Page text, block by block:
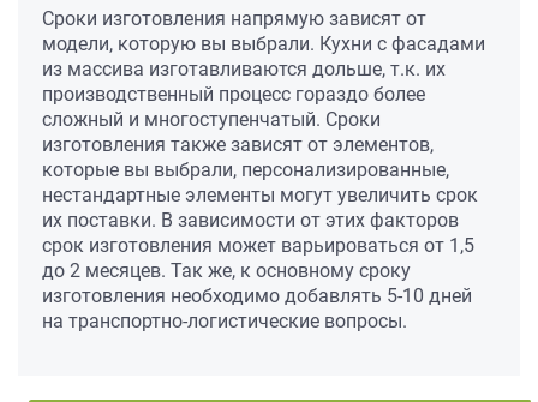
Сроки изготовления напрямую зависят от
модели, которую вы выбрали. Кухни с фасадами
из массива изготавливаются дольше, т.к. их
производственный процесс гораздо более
сложный и многоступенчатый. Сроки
изготовления также зависят от элементов,
которые вы выбрали, персонализированные,
нестандартные элементы могут увеличить срок
их поставки. В зависимости от этих факторов
срок изготовления может варьироваться от 1,5
до 2 месяцев. Так же, к основному сроку
изготовления необходимо добавлять 5-10 дней
на транспортно-логистические вопросы.